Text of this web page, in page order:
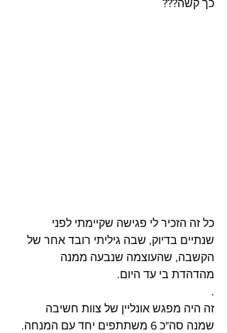
כך קשה???
כל זה הזכיר לי פגישה שקיימתי לפני
שנתיים בדיוק, שבה גיליתי רובד אחר של
הקשבה, שהעוצמה שנבעה ממנה
מהדהדת בי עד היום.
.
זה היה מפגש אונליין של צוות חשיבה
שמנה סה"כ 6 משתתפים יחד עם המנחה.